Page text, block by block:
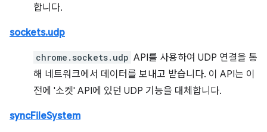
합니다.
sockets.udp
chrome.sockets.udp API를 사용하여 UDP 연결을 통
해 네트워크에서 데이터를 보내고 받습니다. 이 API는 이
전에 '소켓' API에 있던 UDP 기능을 대체합니다.
syncFileSystem